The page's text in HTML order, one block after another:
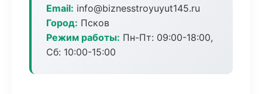
Email: info@biznesstroyuyut145.ru
Город: Псков
Режим работы: Пн-Пт: 09:00-18:00,
Сб: 10:00-15:00